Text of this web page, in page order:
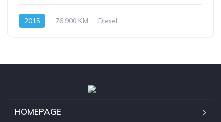
2016 76.900 KM Diesel
HOMEPAGE